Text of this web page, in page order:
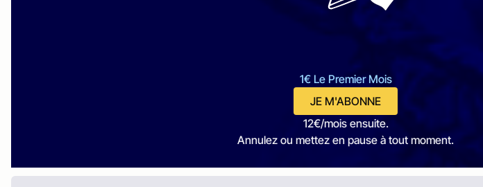
1€ Le Premier Mois
JE M'ABONNE
12€/mois ensuite.
Annulez ou mettez en pause à tout moment.